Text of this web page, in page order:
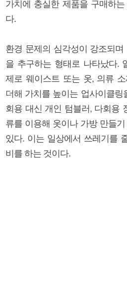
가치에 충실한 제품을 구매하
다.
환경 문제의 심각성이 강조되
을 추구하는 형태로 나타났다.
제로 웨이스트 또는 옷, 의류
더해 가치를 높이는 업사이클링
회용 대신 개인 텀블러, 다회용
류를 이용해 옷이나 가방 만들
있다. 이는 일상에서 쓰레기를
비를 하는 것이다.